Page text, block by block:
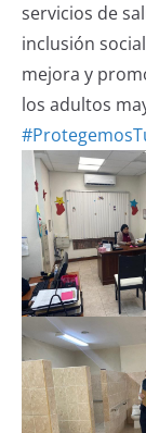
servicios de
inclusión
mejora y
los adultos